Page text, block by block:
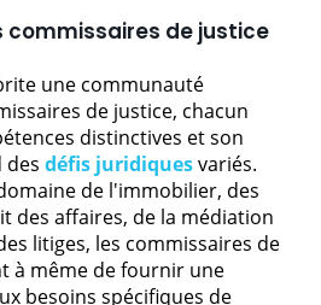
commissaires de justice
une communauté
de justice, chacun
distinctives et son
des défis juridiquesvariés.
de l'immobilier, des
des affaires, de la médiation
litiges, les commissaires de
à même de fournir une
besoins spécifiques de